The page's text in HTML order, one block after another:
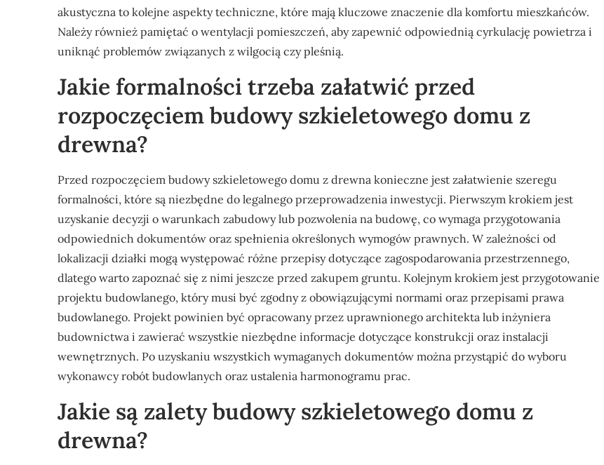
akustyczna to kolejne aspekty techniczne, które mają kluczowe znaczenie dla komfortu mieszkańców.
Należy również pamiętać o wentylacji pomieszczeń, aby zapewnić odpowiednią cyrkulację powietrza i
uniknąć problemów związanych z wilgocią czy pleśnią.
Jakie formalności trzeba załatwić przed
rozpoczęciem budowy szkieletowego domu z
drewna?
Przed rozpoczęciem budowy szkieletowego domu z drewna konieczne jest załatwienie szeregu
formalności, które są niezbędne do legalnego przeprowadzenia inwestycji. Pierwszym krokiem jest
uzyskanie decyzji o warunkach zabudowy lub pozwolenia na budowę, co wymaga przygotowania
odpowiednich dokumentów oraz spełnienia określonych wymogów prawnych. W zależności od
lokalizacji działki mogą występować różne przepisy dotyczące zagospodarowania przestrzennego,
dlatego warto zapoznać się z nimi jeszcze przed zakupem gruntu. Kolejnym krokiem jest przygotowanie
projektu budowlanego, który musi być zgodny z obowiązującymi normami oraz przepisami prawa
budowlanego. Projekt powinien być opracowany przez uprawnionego architekta lub inżyniera
budownictwa i zawierać wszystkie niezbędne informacje dotyczące konstrukcji oraz instalacji
wewnętrznych. Po uzyskaniu wszystkich wymaganych dokumentów można przystąpić do wyboru
wykonawcy robót budowlanych oraz ustalenia harmonogramu prac.
Jakie są zalety budowy szkieletowego domu z
drewna?